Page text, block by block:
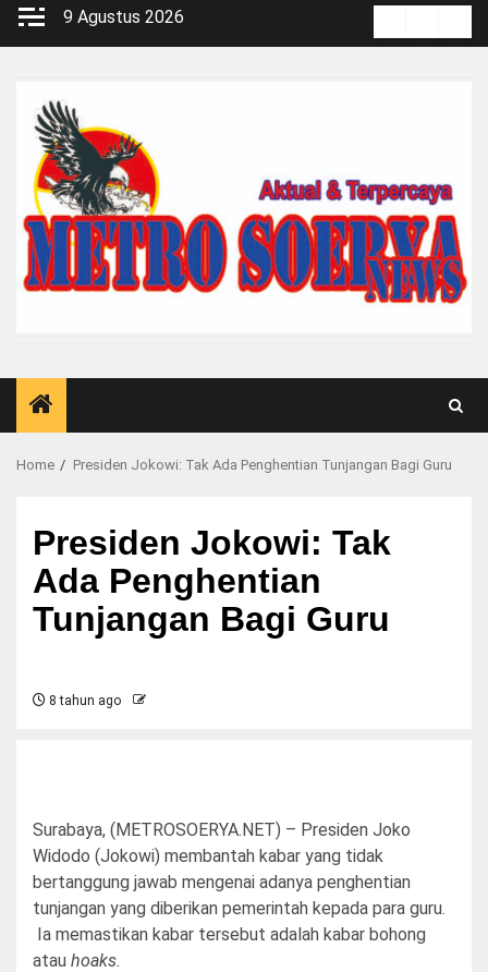
Skip
9 Agustus 2026
Media
Home Presiden Jokowi: Tak Ada Penghentian Tunjangan Bagi Guru
Presiden Jokowi: Tak
Ada Penghentian
Tunjangan Bagi Guru
8 tahun ago
Surabaya, (METROSOERYA.NET) – Presiden Joko
Widodo (Jokowi) membantah kabar yang tidak
bertanggung jawab mengenai adanya penghentian
tunjangan yang diberikan pemerintah kepada para guru.
Ia memastikan kabar tersebut adalah kabar bohong
atau hoaks.